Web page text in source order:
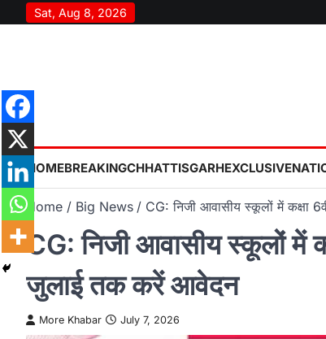
to
Sat, Aug 8, 2026
HOMEBREAKINGCHHATTISGARHEXCLUSIVE
Home Big News CG: निजी आवासीय स्कूलों में कक्षा
CG: निजी आवासीय स्कूलों में
जुलाई तक करें आवेदन
More Khabar July 7, 2026